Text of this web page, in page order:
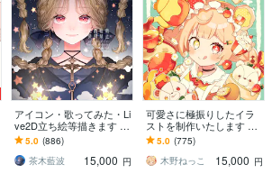
アイコン・歌ってみた・Li
ve2D立ち絵等描きます ち
びキャラや配信用イラス
ト等、幅広く制作してい
ます！
5.0 (886)
茶木藍波
15,000 円
可愛さに極振りしたイラ
ストを制作いたします ★
商用利用＆二次利用込
み！ミニキャラは小物２
点まで無料！★
5.0 (775)
木野ねっこ
15,000 円